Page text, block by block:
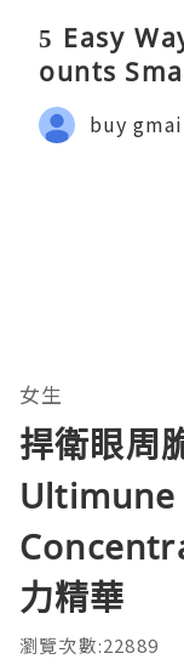
5 Easy
ounts
buy
女生
捍衛眼周
力精華
瀏覽次數:22889